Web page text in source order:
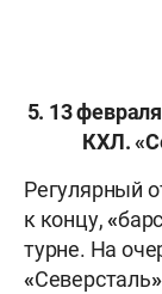
5. 13
КХЛ.«
Регулярный
к концу,«
турне. На
«Северсталь»